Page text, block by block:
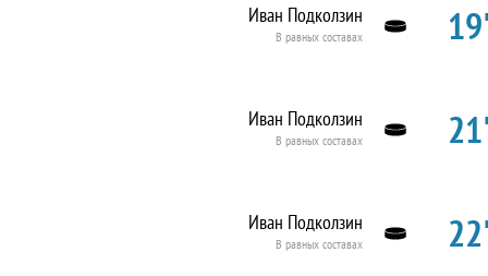
Иван Подколзин
В равных составах
Иван Подколзин
В равных составах
Иван Подколзин
В равных составах